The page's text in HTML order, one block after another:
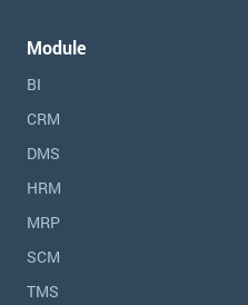
Module
BI
CRM
DMS
HRM
MRP
SCM
TMS